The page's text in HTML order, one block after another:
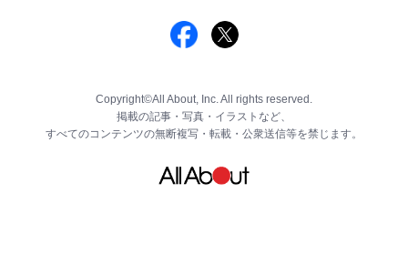
Copyright©All About, Inc. All rights reserved.
掲載の記事・写真・イラストなど、
すべてのコンテンツの無断複写・転載・公衆送信等を禁じます。